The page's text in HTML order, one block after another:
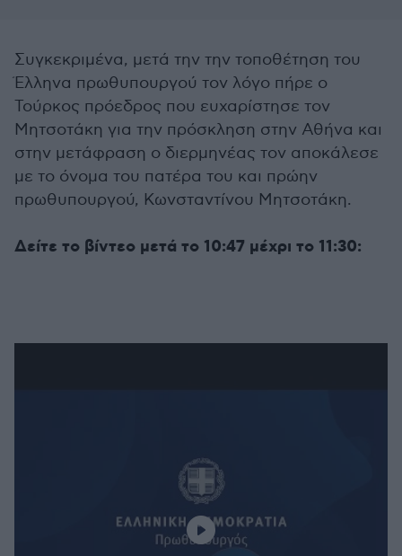
Συγκεκριμένα, μετά την την τοποθέτηση του
Έλληνα πρωθυπουργού τον λόγο πήρε ο
Τούρκος πρόεδρος που ευχαρίστησε τον
Μητσοτάκη για την πρόσκληση στην Αθήνα και
στην μετάφραση ο διερμηνέας τον αποκάλεσε
με το όνομα του πατέρα του και πρώην
πρωθυπουργού, Κωνσταντίνου Μητσοτάκη.
Δείτε το βίντεο μετά το 10:47 μέχρι το 11:30: